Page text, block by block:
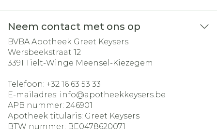
Neem contact met ons op
BVBA Apotheek Greet Keysers
Wersbeekstraat 12
3391 Tielt-Winge Meensel-Kiezegem
Telefoon: +32 16 63 53 33
E-mailadres: info@apotheekkeysers.be
APB nummer: 246901
Apotheek titularis: Greet Keysers
BTW nummer: BE0478620071